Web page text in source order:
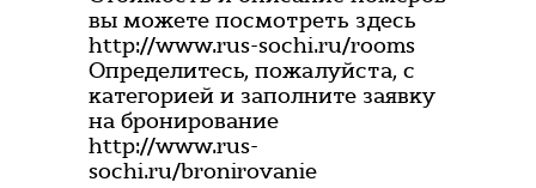
вы можете посмотреть здесь
http://www.rus-sochi.ru/rooms
Определитесь, пожалуйста, с
категорией и заполните заявку
на бронирование
http://www.rus-
sochi.ru/bronirovanie